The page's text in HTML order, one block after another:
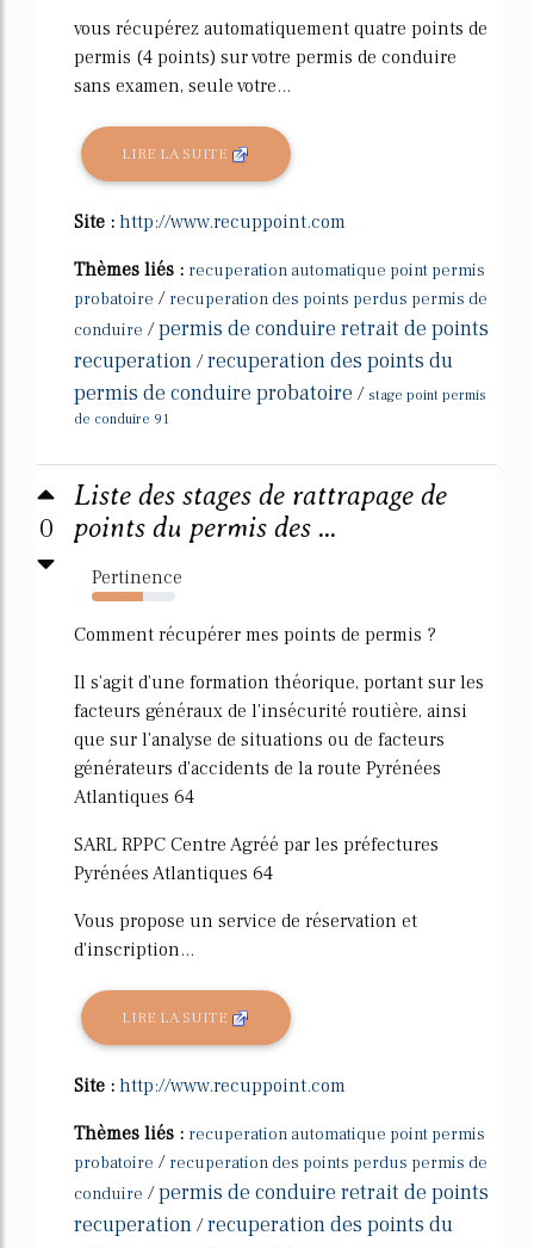
vous récupérez automatiquement quatre points de
permis (4 points) sur votre permis de conduire
sans examen, seule votre...
LIRE LA SUITE
Site : http://www.recuppoint.com
Thèmes liés : recuperation automatique point permis
probatoire / recuperation des points perdus permis de
conduire /permis de conduire retrait de points
recuperation /recuperation des points du
permis de conduire probatoire / stage point permis
de conduire 91
0
Liste des stages de rattrapage de
points du permis des ...
Pertinence
61%
Comment récupérer mes points de permis ?
Il s'agit d'une formation théorique, portant sur les
facteurs généraux de l'insécurité routière, ainsi
que sur l'analyse de situations ou de facteurs
générateurs d'accidents de la route Pyrénées
Atlantiques 64
SARL RPPC Centre Agréé par les préfectures
Pyrénées Atlantiques 64
Vous propose un service de réservation et
d'inscription...
LIRE LA SUITE
Site : http://www.recuppoint.com
Thèmes liés : recuperation automatique point permis
probatoire / recuperation des points perdus permis de
conduire /permis de conduire retrait de points
recuperation /recuperation des points du